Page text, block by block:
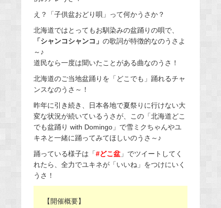
え？「子供盆おどり唄」って何かうさか？
北海道ではとってもお馴染みの盆踊りの唄で、
「シャンコシャンコ」 の歌詞が特徴的なのうさよ
～♪
道民なら一度は聞いたことがある曲なのうさ！
北海道のご当地盆踊りを「どこでも」踊れるチャ
ンスなのうさ～！
昨年に引き続き、日本各地で夏祭りに行けない大
変な状況が続いているうさが、この「北海道どこ
でも盆踊り with Domingo」で雪ミクちゃんやユ
キネと一緒に踊ってみてほしいのうさ～♪
踊っている様子は「#どこ盆」でツイートしてく
れたら、全力でユキネが「いいね」をつけにいく
うさ！
【開催概要】